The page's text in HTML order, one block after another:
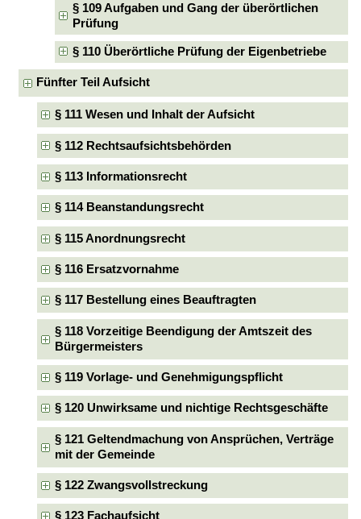
§ 109 Aufgaben und Gang der überörtlichen
Prüfung
§ 110 Überörtliche Prüfung der Eigenbetriebe
Fünfter Teil Aufsicht
§ 111 Wesen und Inhalt der Aufsicht
§ 112 Rechtsaufsichtsbehörden
§ 113 Informationsrecht
§ 114 Beanstandungsrecht
§ 115 Anordnungsrecht
§ 116 Ersatzvornahme
§ 117 Bestellung eines Beauftragten
§ 118 Vorzeitige Beendigung der Amtszeit des
Bürgermeisters
§ 119 Vorlage- und Genehmigungspflicht
§ 120 Unwirksame und nichtige Rechtsgeschäfte
§ 121 Geltendmachung von Ansprüchen, Verträge
mit der Gemeinde
§ 122 Zwangsvollstreckung
§ 123 Fachaufsicht